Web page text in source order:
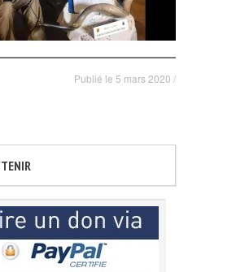
Publié le 5 mars 2020 /